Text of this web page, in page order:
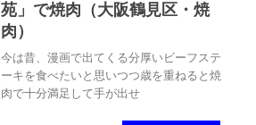
苑」で焼肉（大阪鶴見区・焼
肉）
今は昔、漫画で出てくる分厚いビーフステ
ーキを食べたいと思いつつ歳を重ねると焼
肉で十分満足して手が出せ